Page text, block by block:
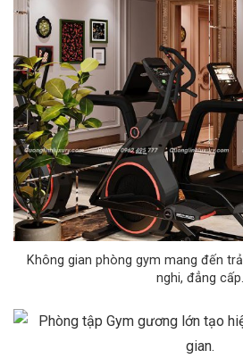
Không gian phòng gym mang đến
nghi, đẳng cấp.